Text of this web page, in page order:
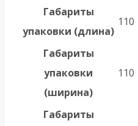
Габариты
упаковки (длина)
110
Габариты
упаковки
(ширина)
110
Габариты